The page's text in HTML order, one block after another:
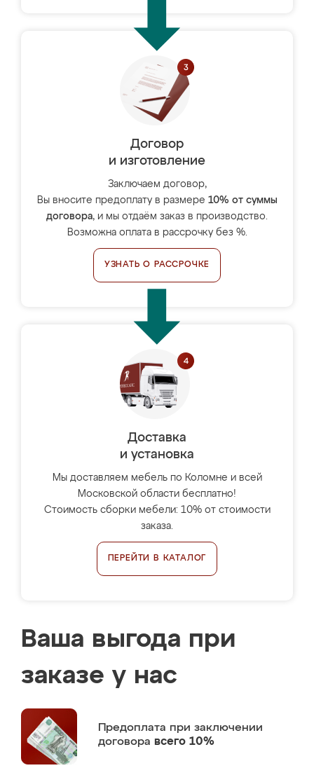
Договор
и изготовление
Заключаем договор,
Вы вносите предоплату в размере 10% от суммы
договора, и мы отдаём заказ в производство.
Возможна оплата в рассрочку без %.
УЗНАТЬ О РАССРОЧКЕ
Доставка
и установка
Мы доставляем мебель по Коломне и всей
Московской области бесплатно!
Стоимость сборки мебели: 10% от стоимости
заказа.
ПЕРЕЙТИ В КАТАЛОГ
Ваша выгода при
заказе у нас
Предоплата при заключении
договора всего 10%